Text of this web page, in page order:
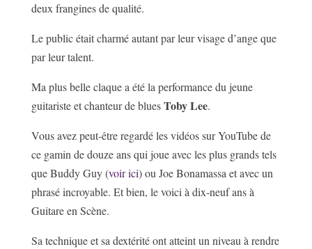
deux frangines de qualité.
Le public était charmé autant par leur visage d’ange que
par leur talent.
Ma plus belle claque a été la performance du jeune
guitariste et chanteur de bluesToby Lee.
Vous avez peut-être regardé les vidéos sur YouTube de
ce gamin de douze ans qui joue avec les plus grands tels
que Buddy Guy (voir ici) ou Joe Bonamassa et avec un
phrasé incroyable. Et bien, le voici à dix-neuf ans à
Guitare en Scène.
Sa technique et sa dextérité ont atteint un niveau à rendre